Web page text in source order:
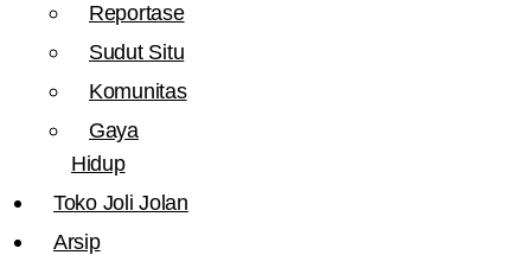
Reportase
Sudut Situ
Komunitas
Gaya
Hidup
Toko Joli Jolan
Arsip